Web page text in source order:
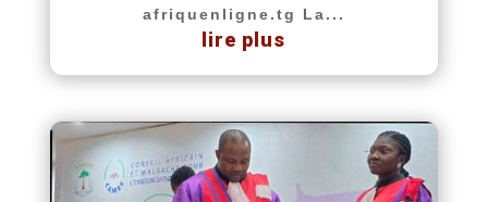
afriquenligne.tg La...
lire plus